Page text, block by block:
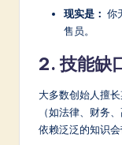
现实是： 你
售员。
2. 技能缺
大多数创始人擅
（如法律、财务
依赖泛泛的知识会